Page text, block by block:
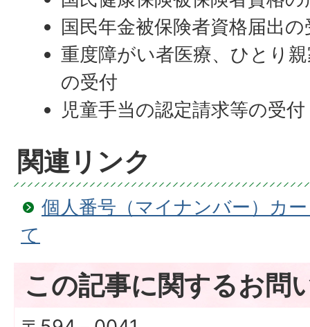
国民年金被保険者資格届出の
重度障がい者医療、ひとり
の受付
児童手当の認定請求等の受付
関連リンク
個人番号（マイナンバー）カ
て
この記事に関するお問